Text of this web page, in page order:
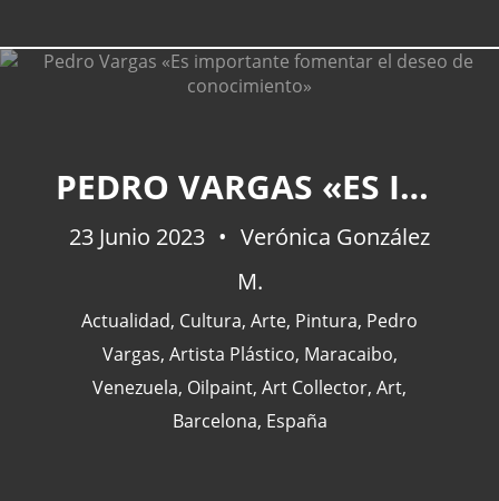
PEDRO VARGAS «ES IMPORTANTE FOMENTAR EL DESEO DE CONOCIMIENTO»
23 Junio 2023
Verónica González
M.
Actualidad, Cultura, Arte, Pintura, Pedro
Vargas, Artista Plástico, Maracaibo,
Venezuela, Oilpaint, Art Collector, Art,
Barcelona, España
Actualidad(227)
Europa(47)
Venezuela(43)